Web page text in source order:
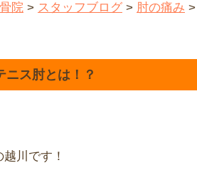
院 > スタッフブログ > 肘の痛み >
ニス肘とは！？
川です！